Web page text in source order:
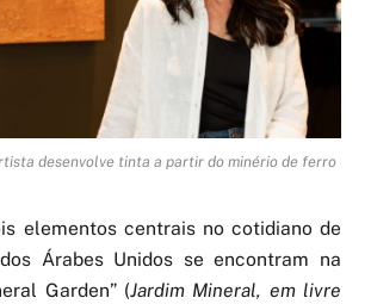
desenvolve tinta a partir do minério de ferro
elementos centrais no cotidiano de
Árabes Unidos se encontram na
Garden” (Jardim Mineral, em livre